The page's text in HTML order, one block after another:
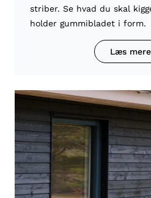
striber. Se hvad du skal
holder gummibladet i form.
Læs mere